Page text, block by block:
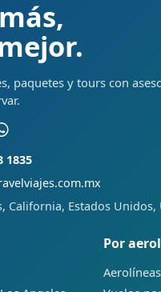
paquetes y tours con
1835
California, Estados Unidos,
Por